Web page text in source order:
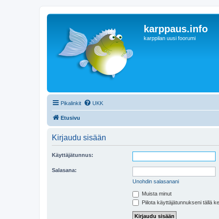
karppaus.info
karppilan uusi foorumi
Pikalinkit UKK
Etusivu
Kirjaudu sisään
Käyttäjätunnus:
Salasana:
Unohdin salasanani
Muista minut
Piilota käyttäjätunnukseni tällä